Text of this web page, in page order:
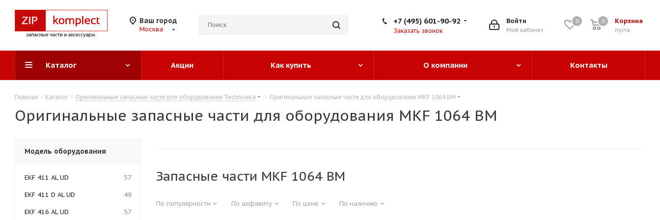
Ваш город
Москва
0 Корзина
0
пуста
0
Войти
Мой кабинет
+7 (495) 601-90-92
Заказать звонок
Каталог Акции Как купить О компании Контакты
Главная - Каталог - Оригинальные запасные части для оборудования Technoeka - Оригинальные запасные части для оборудования MKF 1064 BM
Оригинальные запасные части для оборудования MKF 1064 BM
Запасные части MKF 1064 BM
По популярности По алфавиту По цене По наличию
Модель оборудования
EKF 411 AL UD 57
EKF 411 D AL UD 49
EKF 416 AL UD 57